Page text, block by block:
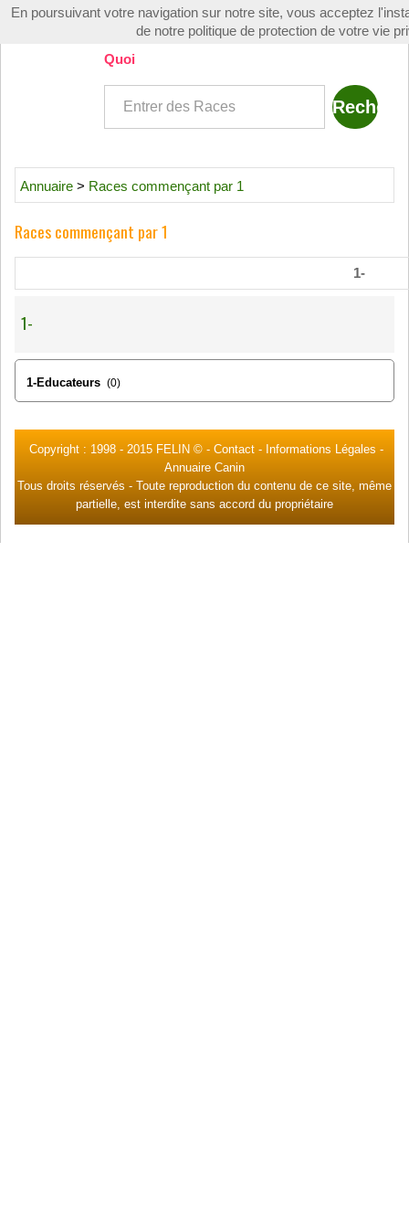
Toggle
Quoi
Annuaire > Races commençant par 1
Races commençant par 1
1-
1-
1-Educateurs (0)
Copyright : 1998 - 2015 FELIN © - Contact - Informations Légales -
Annuaire Canin
Tous droits réservés - Toute reproduction du contenu de ce site, même
partielle, est interdite sans accord du propriétaire
En poursuivant votre navigation sur notre site, vous acceptez
de notre politique de protection de votre vie